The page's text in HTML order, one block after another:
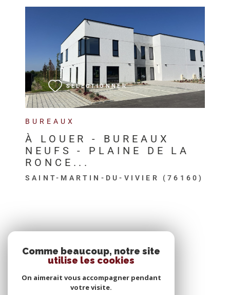
BUREAUX
À LOUER - BUREAUX
NEUFS - PLAINE DE LA
RONCE...
SAINT-MARTIN-DU-VIVIER (76160)
SÉLECTIONNER
VOIR LE BIEN
Comme beaucoup, notre site
utilise les cookies
On aimerait vous accompagner pendant
votre visite.